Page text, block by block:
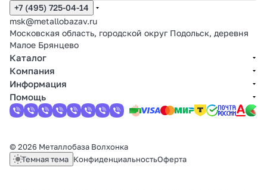
+7 (495) 725-04-14
msk@metallobazav.ru
Московская область, городской округ Подольск, деревня
Малое Брянцево
Каталог
Компания
Информация
Помощь
© 2026 Металлобаза Волхонка
Темная тема КонфиденциальностьОферта